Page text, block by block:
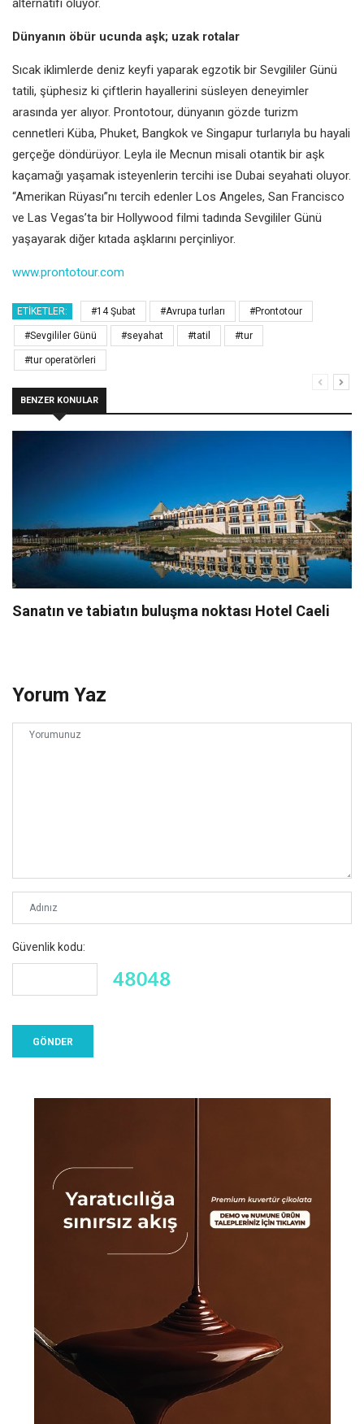
alternatifi oluyor.
Dünyanın öbür ucunda aşk; uzak rotalar
Sıcak iklimlerde deniz keyfi yaparak egzotik bir Sevgililer Günü
tatili, şüphesiz ki çiftlerin hayallerini süsleyen deneyimler
arasında yer alıyor. Prontotour, dünyanın gözde turizm
cennetleri Küba, Phuket, Bangkok ve Singapur turlarıyla bu hayali
gerçeğe döndürüyor. Leyla ile Mecnun misali otantik bir aşk
kaçamağı yaşamak isteyenlerin tercihi ise Dubai seyahati oluyor.
“Amerikan Rüyası”nı tercih edenler Los Angeles, San Francisco
ve Las Vegas’ta bir Hollywood filmi tadında Sevgililer Günü
yaşayarak diğer kıtada aşklarını perçinliyor.
www.prontotour.com
ETIKETLER: #14 Şubat #Avrupa turları #Prontotour
#Sevgililer Günü #seyahat #tatil #tur
#tur operatörleri
BENZER KONULAR
Sanatın ve tabiatın buluşma noktası Hotel Caeli
Yorum Yaz
Güvenlik kodu: